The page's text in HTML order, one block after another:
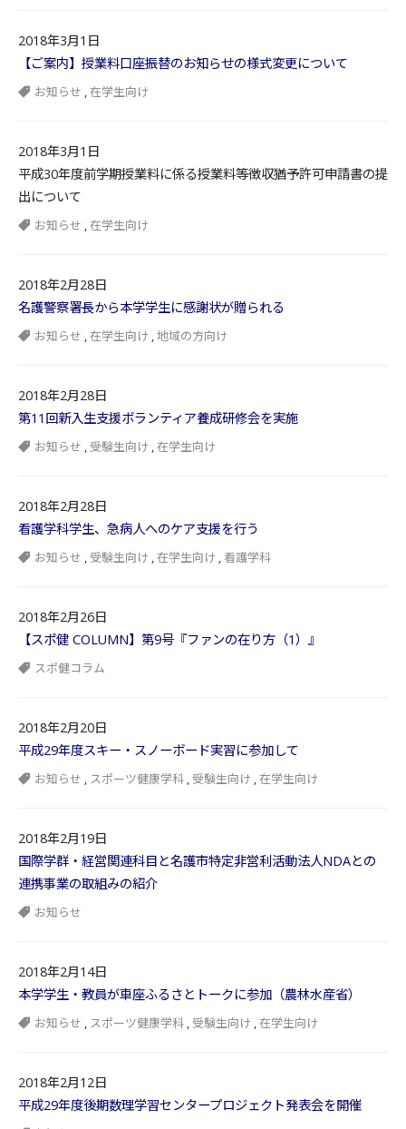
2018年3月1日
【ご案内】授業料口座振替のお知らせの様式変更について
お知らせ ,在学生向け
2018年3月1日
平成30年度前学期授業料に係る授業料等徴収猶予許可申請書の提
出について
お知らせ ,在学生向け
2018年2月28日
名護警察署長から本学学生に感謝状が贈られる
お知らせ ,在学生向け ,地域の方向け
2018年2月28日
第11回新入生支援ボランティア養成研修会を実施
お知らせ , 受験生向け ,在学生向け
2018年2月28日
看護学科学生、急病人へのケア支援を行う
お知らせ , 受験生向け ,在学生向け ,看護学科
2018年2月26日
【スポ健 COLUMN】第9号『ファンの在り方（1）』
スポ健コラム
2018年2月20日
平成29年度スキー・スノーボード実習に参加して
お知らせ , スポーツ健康学科 , 受験生向け ,在学生向け
2018年2月19日
国際学群・経営関連科目と名護市特定非営利活動法人NDAとの
連携事業の取組みの紹介
お知らせ
2018年2月14日
本学学生・教員が車座ふるさとトークに参加（農林水産省）
お知らせ , スポーツ健康学科 , 受験生向け ,在学生向け
2018年2月12日
平成29年度後期数理学習センタープロジェクト発表会を開催